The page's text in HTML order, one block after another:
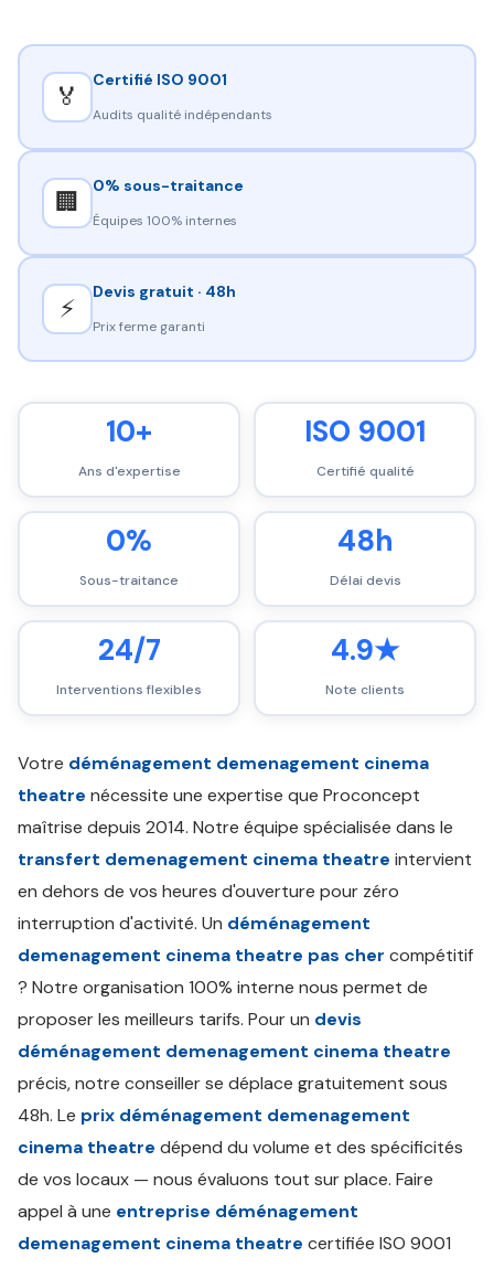
🏅
Certifié ISO 9001
Audits qualité indépendants
🏢
0% sous-traitance
Équipes 100% internes
⚡
Devis gratuit · 48h
Prix ferme garanti
10+
Ans d'expertise
ISO 9001
Certifié qualité
0%
Sous-traitance
48h
Délai devis
24/7
Interventions flexibles
4.9★
Note clients
Votre déménagement demenagement cinema
theatre nécessite une expertise que Proconcept
maîtrise depuis 2014. Notre équipe spécialisée dans le
transfert demenagement cinema theatre intervient
en dehors de vos heures d'ouverture pour zéro
interruption d'activité. Un déménagement
demenagement cinema theatre pas cher compétitif
? Notre organisation 100% interne nous permet de
proposer les meilleurs tarifs. Pour un devis
déménagement demenagement cinema theatre
précis, notre conseiller se déplace gratuitement sous
48h. Le prix déménagement demenagement
cinema theatre dépend du volume et des spécificités
de vos locaux — nous évaluons tout sur place. Faire
appel à une entreprise déménagement
demenagement cinema theatre certifiée ISO 9001